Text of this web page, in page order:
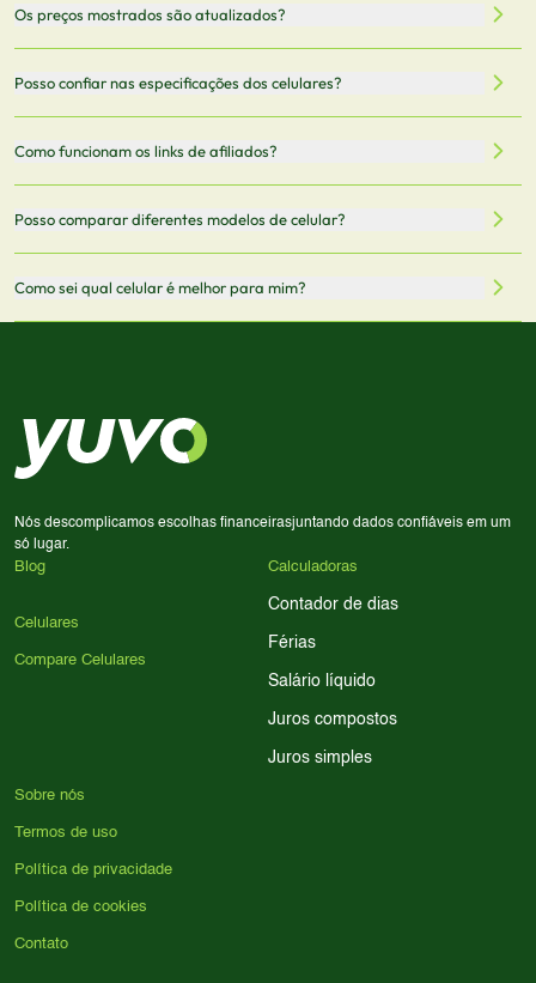
armazenamento, memória RAM, bateria e conectividade
5G.
Os preços mostrados são atualizados?
vendedor antes de finalizar sua compra.
Posso confiar nas especificações dos celulares?
informações mais recentes de cada modelo.
Como funcionam os links de afiliados?
comissão sem custo adicional para você.
Posso comparar diferentes modelos de celular?
Sim! Você pode selecionar até 3 celulares para comparar
Como sei qual celular é melhor para mim?
processador e bateria são essenciais. Use nossos filtros
para encontrar o celular ideal.
Nós descomplicamos escolhas financeirasjuntando dados confiáveis em um
só lugar.
Blog
Celulares
Compare Celulares
Calculadoras
Contador de dias
Férias
Salário líquido
Juros compostos
Juros simples
Sobre nós
Termos de uso
Política de privacidade
Política de cookies
Contato